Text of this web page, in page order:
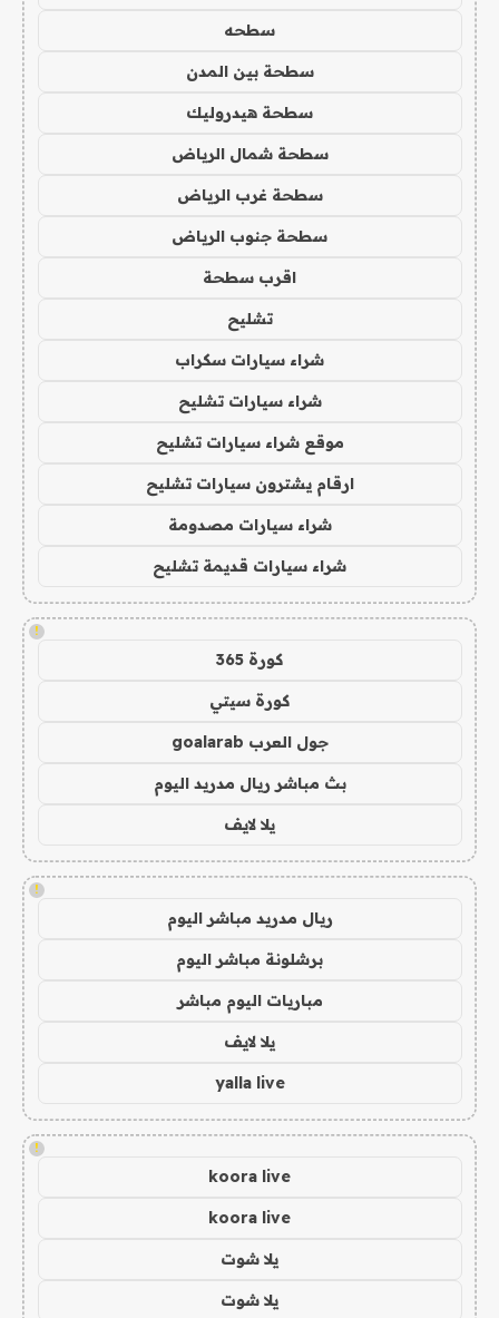
سطحه
سطحة بين المدن
سطحة هيدروليك
سطحة شمال الرياض
سطحة غرب الرياض
سطحة جنوب الرياض
اقرب سطحة
تشليح
شراء سيارات سكراب
شراء سيارات تشليح
موقع شراء سيارات تشليح
ارقام يشترون سيارات تشليح
شراء سيارات مصدومة
شراء سيارات قديمة تشليح
!
كورة 365
كورة سيتي
جول العرب goalarab
بث مباشر ريال مدريد اليوم
يلا لايف
!
ريال مدريد مباشر اليوم
برشلونة مباشر اليوم
مباريات اليوم مباشر
يلا لايف
yalla live
!
koora live
koora live
يلا شوت
يلا شوت